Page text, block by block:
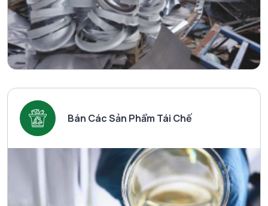
Bán Các Sản Phẩm Tái Chế